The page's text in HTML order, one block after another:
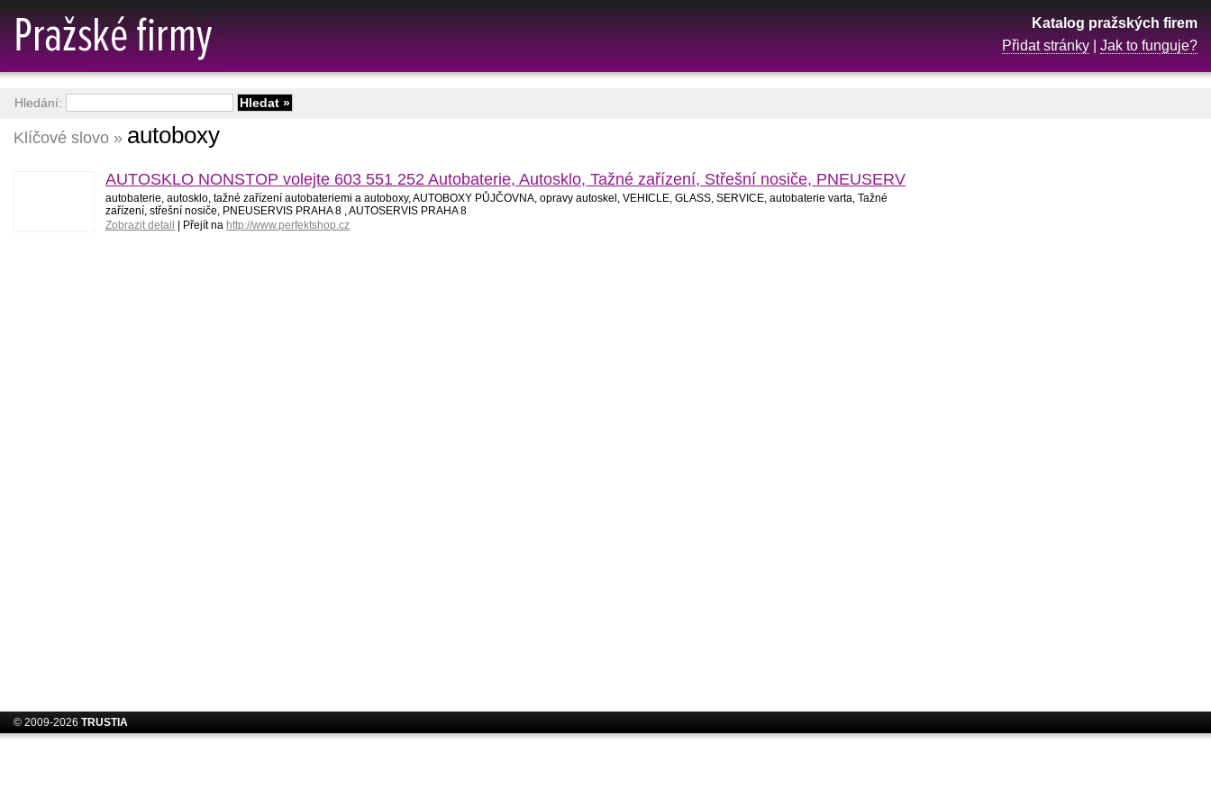
Klíčové slovo » autoboxy
AUTOSKLO NONSTOP volejte 603 551 252 Autobaterie, Autosklo, Tažné zařízení, Střešní nosiče, PNEUSERV
autobaterie, autosklo, tažné zařízení autobateriemi a autoboxy, AUTOBOXY PŮJČOVNA, opravy autoskel, VEHICLE, GLASS, SERVICE, autobaterie varta, Tažné
zařízení, střešní nosiče, PNEUSERVIS PRAHA 8 , AUTOSERVIS PRAHA 8
Zobrazit detail
| Přejít na http://www.perfektshop.cz
Katalog pražských firem
Přidat stránky
Jak to funguje?
Hledání:
© 2009-2026 TRUSTIA